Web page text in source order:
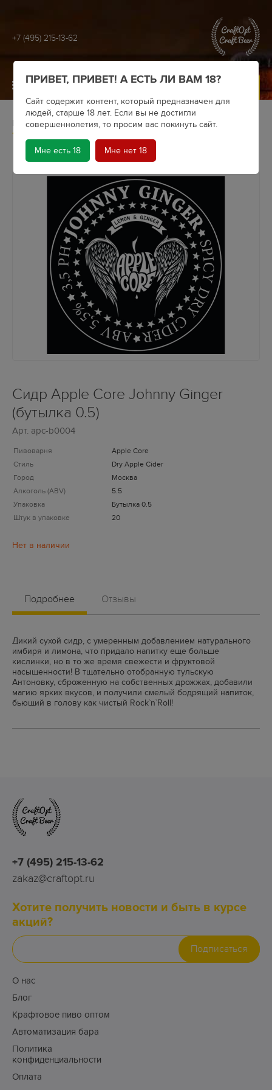
+7 (495) 215-13-62
МЕНЮ
Главная Архив
Apple Core
Сидр Apple Core Johnny Ginger
(бутылка 0.5)
Арт. apc-b0004
Пивоварня
Apple Core
Стиль
Dry Apple Cider
Город
Москва
Алкоголь (ABV)
5.5
Упаковка
Бутылка 0.5
Штук в упаковке
20
Подробнее Отзывы
Дикий сухой сидр, с умеренным добавлением натурального
имбиря и лимона, что придало напитку еще больше
кислинки, но в то же время свежести и фруктовой
насыщенности! В тщательно отобранную тульскую
Антоновку, сброженную на собственных дрожжах, добавили
магию ярких вкусов, и получили смелый бодрящий напиток,
бьющий в голову как чистый Rock`n`Roll!
+7 (495) 215-13-62
zakaz@craftopt.ru
Хотите получить новости и быть в курсе
акций?
Подписаться
О нас
Блог
Крафтовое пиво оптом
Автоматизация бара
Политика
конфиденциальности
Оплата
ПРИВЕТ, ПРИВЕТ! А ЕСТЬ ЛИ ВАМ 18?
Сайт содержит контент, который предназначен для
людей, старше 18 лет. Если вы не достигли
совершеннолетия, то просим вас покинуть сайт.
Мне есть 18 Мне нет 18